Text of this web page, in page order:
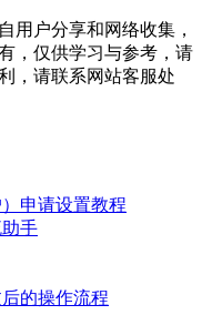
用户分享和网络收集，
，仅供学习与参考，请
，请联系网站客服处
申请设置教程
手
的操作流程